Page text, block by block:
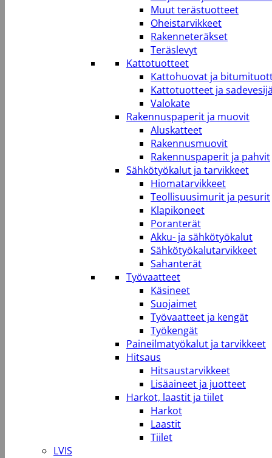
Muut terästuotteet
Oheistarvikkeet
Rakenneteräkset
Teräslevyt
Kattotuotteet
Kattohuovat ja
Kattotuotteet ja
Valokate
Rakennuspaperit ja muovit
Aluskatteet
Rakennusmuovit
Rakennuspaperit ja pahvit
Sähkötyökalut ja tarvikkeet
Hiomatarvikkeet
Teollisuusimurit ja pesurit
Klapikoneet
Poranterät
Akku- ja sähkötyökalut
Sähkötyökalutarvikkeet
Sahanterät
Työvaatteet
Käsineet
Suojaimet
Työvaatteet ja kengät
Työkengät
Paineilmatyökalut ja tarvikkeet
Hitsaus
Hitsaustarvikkeet
Lisäaineet ja juotteet
Harkot, laastit ja tiilet
Harkot
Laastit
Tiilet
LVIS